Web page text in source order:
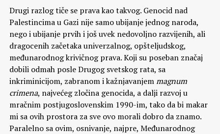
Drugi razlog tiče se prava kao takvog. Genocid nad
Palestincima u Gazi nije samo ubijanje jednog naroda,
nego i ubijanje prvih i još uvek nedovoljno razvijenih, ali
dragocenih začetaka univerzalnog, opšteljudskog,
međunarodnog krivičnog prava. Koji su poseban značaj
dobili odmah posle Drugog svetskog rata, sa
inkriminicijom, zabranom i kažnjavanjemmagnum
crimena, najvećeg zločina genocida, a dalji razvoj u
mračnim postjugoslovenskim 1990-im, tako da bi makar
mi sa ovih prostora za sve ovo morali dobro da znamo.
Paralelno sa ovim, osnivanje, najpre, Međunarodnog